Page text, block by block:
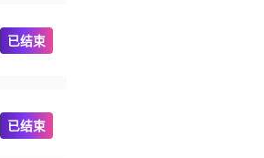
已结束
已结束